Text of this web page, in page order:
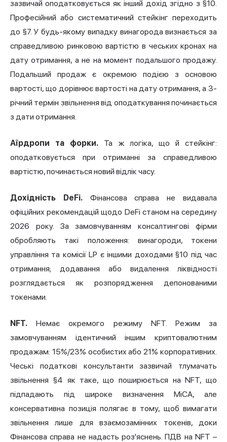
зазвичай оподатковується як інший дохід згідно з §10.
Професійний або систематичний стейкінг переходить
до §7. У будь-якому випадку винагорода визнається за
справедливою ринковою вартістю в чеських кронах на
дату отримання, а не на момент подальшого продажу.
Подальший продаж є окремою подією з основою
вартості, що дорівнює вартості на дату отримання, а 3-
річний термін звільнення від оподаткування починається
з дати отримання.
Аїрдропи та форки. Та ж логіка, що й стейкінг:
оподатковується при отриманні за справедливою
вартістю, починається новий відлік часу.
Дохідність DeFi.Фінансова справа не видавала
офіційних рекомендацій щодо DeFi станом на середину
2026 року. За замовчуванням консалтингові фірми
обробляють такі положення: винагороди, токени
управління та комісії LP є іншими доходами §10 під час
отримання; додавання або видалення ліквідності
розглядається як розпорядження депонованими
токенами.
NFT. Немає окремого режиму NFT. Режим за
замовчуванням ідентичний іншим криптовалютним
продажам: 15%/23% особистих або 21% корпоративних.
Чеські податкові консультанти зазвичай тлумачать
звільнення §4 як таке, що поширюється на NFT, що
підпадають під широке визначення MiCA, але
консервативна позиція полягає в тому, щоб вимагати
звільнення лише для взаємозамінних токенів, доки
Фінансова справа не надасть роз'яснень. ПДВ на NFT –